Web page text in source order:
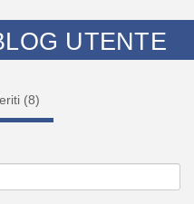
UTENTE
(8)